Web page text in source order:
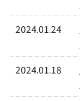
2024.01.24
2024.01.18